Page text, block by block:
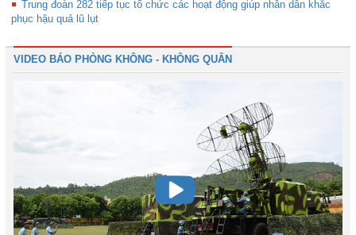
Trung đoàn 282 tiếp tục tổ chức các hoạt động giúp nhân dân khắc
phục hậu quả lũ lụt
VIDEO BÁO PHÒNG KHÔNG - KHÔNG QUÂN